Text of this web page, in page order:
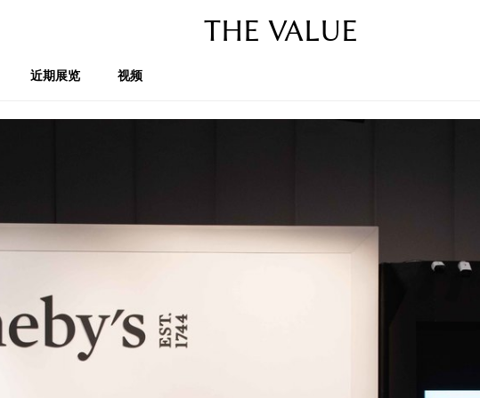
THE VALUE
近期展览 视频